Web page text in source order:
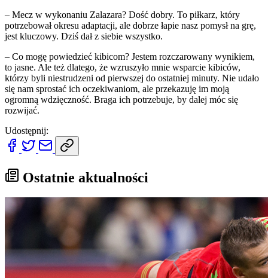
– Mecz w wykonaniu Zalazara? Dość dobry. To piłkarz, który
potrzebował okresu adaptacji, ale dobrze łapie nasz pomysł na grę,
jest kluczowy. Dziś dał z siebie wszystko.
– Co mogę powiedzieć kibicom? Jestem rozczarowany wynikiem,
to jasne. Ale też dlatego, że wzruszyło mnie wsparcie kibiców,
którzy byli niestrudzeni od pierwszej do ostatniej minuty. Nie udało
się nam sprostać ich oczekiwaniom, ale przekazuję im moją
ogromną wdzięczność. Braga ich potrzebuje, by dalej móc się
rozwijać.
Udostępnij:
Ostatnie aktualności